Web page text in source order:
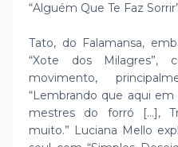
“Alguém Que Te Faz
Tato, do Falamansa,
“Xote dos Milagres”,
movimento,
“Lembrando que aqui
mestres do forró [...],
muito.” Luciana Mello